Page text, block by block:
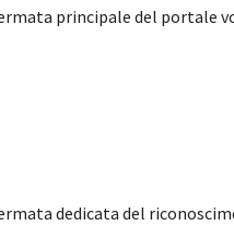
principale del portale
dedicata del